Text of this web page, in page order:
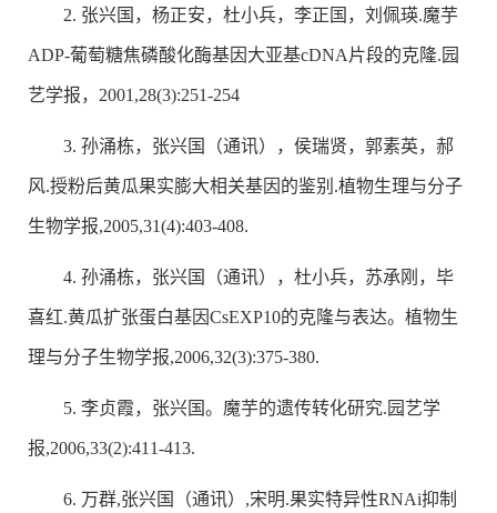
2. 张兴国，杨正安，杜小兵，李正国，刘佩瑛.魔芋
ADP-葡萄糖焦磷酸化酶基因大亚基cDNA片段的克隆.园
艺学报，2001,28(3):251-254
3. 孙涌栋，张兴国（通讯），侯瑞贤，郭素英，郝
风.授粉后黄瓜果实膨大相关基因的鉴别.植物生理与分子
生物学报,2005,31(4):403-408.
4. 孙涌栋，张兴国（通讯），杜小兵，苏承刚，毕
喜红.黄瓜扩张蛋白基因CsEXP10的克隆与表达。植物生
理与分子生物学报,2006,32(3):375-380.
5. 李贞霞，张兴国。魔芋的遗传转化研究.园艺学
报,2006,33(2):411-413.
6. 万群,张兴国（通讯）,宋明.果实特异性RNAi抑制